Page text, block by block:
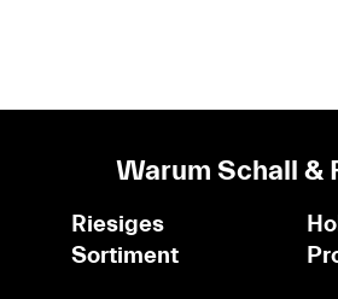
Warum Schall &
Riesiges
Sortiment